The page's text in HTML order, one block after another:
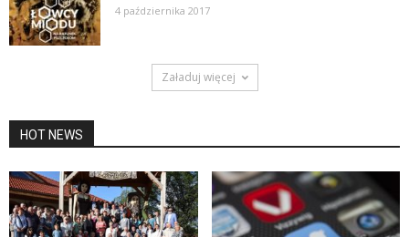
4 października 2017
Załaduj więcej
HOT NEWS